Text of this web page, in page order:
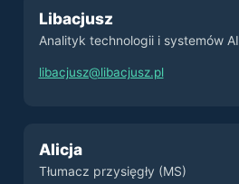
Libacjusz
Analityk technologii i systemów AI
libacjusz@libacjusz.pl
Alicja
Tłumacz przysięgły (MS)